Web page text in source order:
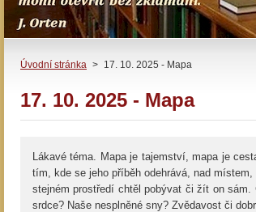
Úvodní stránka > 17. 10. 2025 - Mapa
17. 10. 2025 - Mapa
Lákavé téma. Mapa je tajemství, mapa je
tím, kde se jeho příběh odehrává, nad
stejném prostředí chtěl pobývat či žít on
srdce? Naše nesplněné sny? Zvědavost či